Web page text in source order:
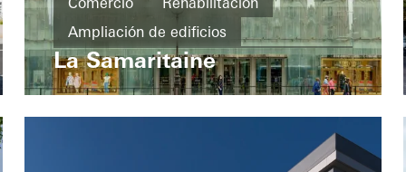
Ampliación de edificios
Protección contra incendios
Puertas
Fachadas
Protección contra incendios y humo
La Samaritaine